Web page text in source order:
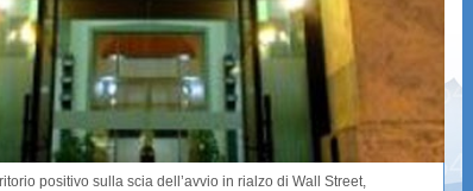
positivo sulla scia dell’avvio in rialzo di Wall Street,